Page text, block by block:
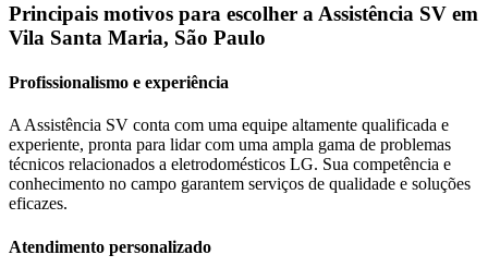
Principais motivos para escolher a Assistência SV em
Vila Santa Maria, São Paulo
Profissionalismo e experiência
A Assistência SV conta com uma equipe altamente qualificada e
experiente, pronta para lidar com uma ampla gama de problemas
técnicos relacionados a eletrodomésticos LG. Sua competência e
conhecimento no campo garantem serviços de qualidade e soluções
eficazes.
Atendimento personalizado